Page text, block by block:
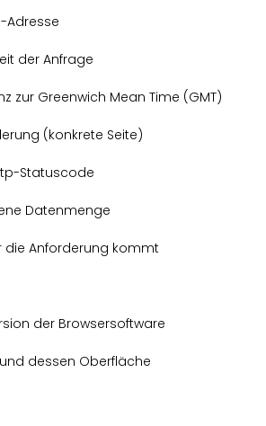
Adresse
der Anfrage
zur Greenwich Mean Time (GMT)
(konkrete Seite)
Statuscode
Datenmenge
die Anforderung kommt
der Browsersoftware
dessen Oberfläche